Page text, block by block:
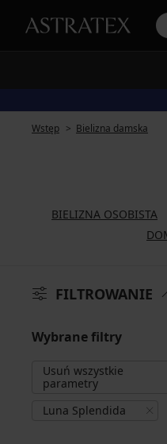
Wstęp Bielizna damska
BIELIZNA OSOBISTA
FILTROWANIE
Wybrane filtry
Usuń wszystkie
parametry
Luna Splendida